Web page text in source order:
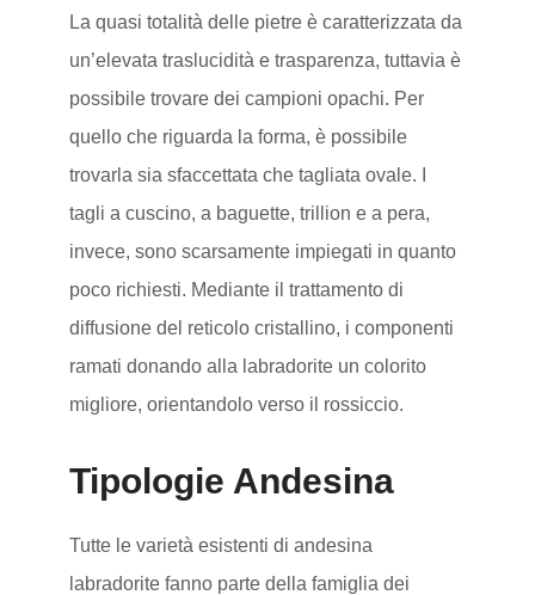
La quasi totalità delle pietre è caratterizzata da
un’elevata traslucidità e trasparenza, tuttavia è
possibile trovare dei campioni opachi. Per
quello che riguarda la forma, è possibile
trovarla sia sfaccettata che tagliata ovale. I
tagli a cuscino, a baguette, trillion e a pera,
invece, sono scarsamente impiegati in quanto
poco richiesti. Mediante il trattamento di
diffusione del reticolo cristallino, i componenti
ramati donando alla labradorite un colorito
migliore, orientandolo verso il rossiccio.
Tipologie Andesina
Tutte le varietà esistenti di andesina
labradorite fanno parte della famiglia dei